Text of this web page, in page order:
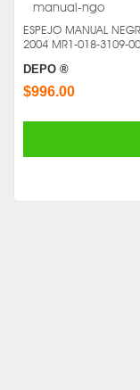
ESPEJO MANUAL
2004 MR1-018-3109-
DEPO ®
$996.00